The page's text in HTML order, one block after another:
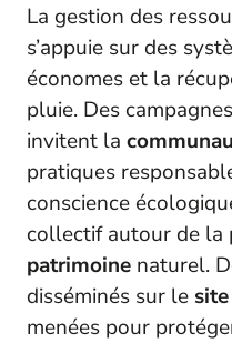
La gestion des
s’appuie sur des
économes et la
pluie. Des
invitent la
pratiques
conscience
collectif autour de la
patrimoine naturel.
disséminés sur le site
menées pour